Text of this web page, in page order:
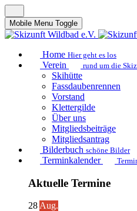
Mobile Menu Toggle
Home Hier geht es los
Verein rund um die
Skihütte
Fassdaubenrennen
Vorstand
Klettergilde
Über uns
Mitgliedsbeiträge
Mitgliedsantrag
Bilderbuch schöne Bilder
Terminkalender
Aktuelle Termine
28Aug.